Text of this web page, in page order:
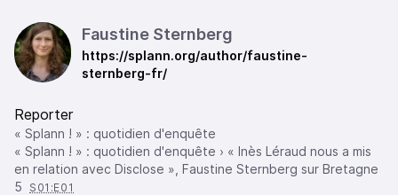
Faustine Sternberg
https://splann.org/author/faustine-
sternberg-fr/
Reporter
« Splann ! » : quotidien d'enquête
« Splann ! » : quotidien d'enquête › « Inès Léraud nous a mis
en relation avec Disclose », Faustine Sternberg sur Bretagne
5
S01:E01